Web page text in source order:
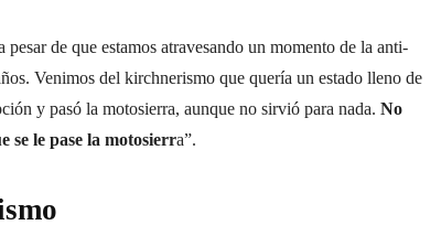
de que estamos atravesando un momento de la anti-
Venimos del kirchnerismo que quería un estado lleno de
y pasó la motosierra, aunque no sirvió para nada. No
se le pase la motosierra”.